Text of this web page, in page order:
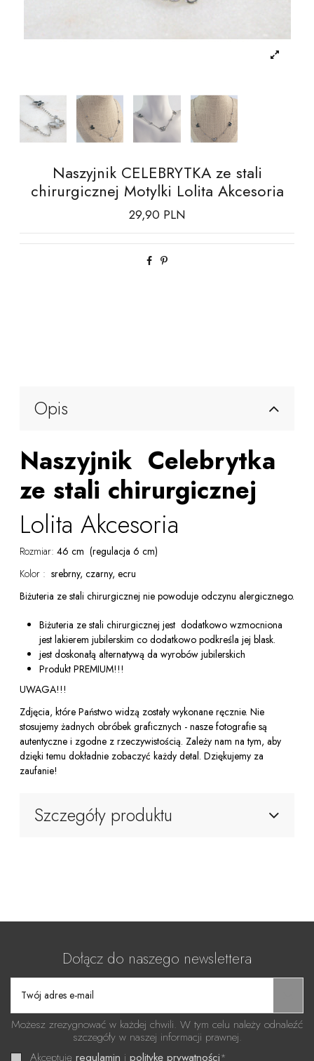
Naszyjnik CELEBRYTKA ze stali
chirurgicznej Motylki Lolita Akcesoria
29,90 PLN
Opis
Naszyjnik Celebrytka
ze stali chirurgicznej
Lolita Akcesoria
Rozmiar: 46 cm (regulacja 6 cm)
Kolor : srebrny, czarny, ecru
Biżuteria ze stali chirurgicznej nie powoduje odczynu alergicznego.
Biżuteria ze stali chirurgicznej jest dodatkowo wzmocniona
jest lakierem jubilerskim co dodatkowo podkreśla jej blask.
jest doskonałą alternatywą da wyrobów jubilerskich
Produkt PREMIUM!!!
UWAGA!!!
Zdjęcia, które Państwo widzą zostały wykonane ręcznie. Nie
stosujemy żadnych obróbek graficznych - nasze fotografie są
autentyczne i zgodne z rzeczywistością. Zależy nam na tym, aby
dzięki temu dokładnie zobaczyć każdy detal. Dziękujemy za
zaufanie!
Szczegóły produktu
Dołącz do naszego newslettera
Możesz zrezygnować w każdej chwili. W tym celu należy odnaleźć
szczegóły w naszej informacji prawnej.
Akceptuję regulamin i politykę prywatności*